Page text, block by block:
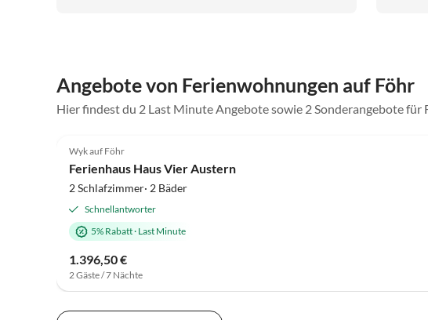
Angebote von Ferienwohnungen auf Föhr
Hier findest du 2 Last Minute Angebote sowie 2 Sonderangebote für
Wyk auf Föhr
Ferienhaus Haus Vier Austern
2 Schlafzimmer· 2 Bäder
Schnellantworter
5% Rabatt· Last Minute
1.396,50 €
2 Gäste / 7 Nächte